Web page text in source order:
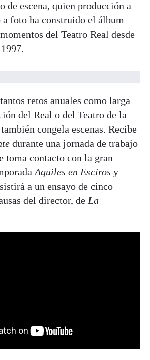
de escena, quien producción a
foto ha construido el álbum
del Teatro Real desde
retos anuales como larga
del Real o del Teatro de la
congela escenas. Recibe
durante una jornada de trabajo
toma contacto con la gran
Aquiles en Esciros y
a un ensayo de cinco
del director, de La